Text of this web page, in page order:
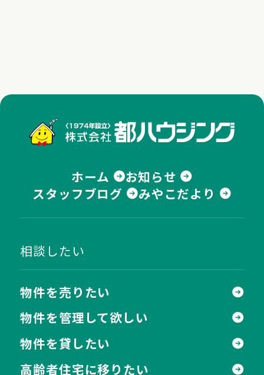
ホーム
お知らせ
スタッフブログ
みやこだより
相談したい
物件を売りたい
物件を管理して欲しい
物件を貸したい
高齢者住宅に移りたい